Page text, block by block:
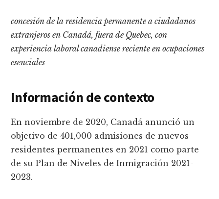
concesión de la residencia permanente a ciudadanos
extranjeros en Canadá, fuera de Quebec, con
experiencia laboral canadiense reciente en ocupaciones
esenciales
Información de contexto
En noviembre de 2020, Canadá anunció un
objetivo de 401,000 admisiones de nuevos
residentes permanentes en 2021 como parte
de su Plan de Niveles de Inmigración 2021-
2023.